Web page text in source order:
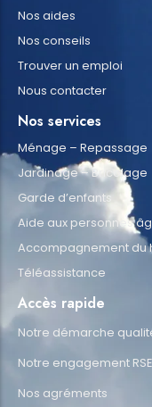
Nos aides
Nos conseils
Trouver un emploi
Nous contacter
Nos services
Ménage – Repassage
Jardinage – Bricolage
Garde d’enfants
Aide aux personnes
Accompagnement du
Téléassistance
Accès rapide
Notre démarche
Notre engagement RSE
Nos agréments